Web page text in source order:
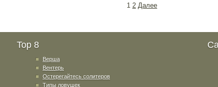
1 2 Далее
Top 8
Верша
Вентерь
Остерегайтесь солитеров
Типы ловушек